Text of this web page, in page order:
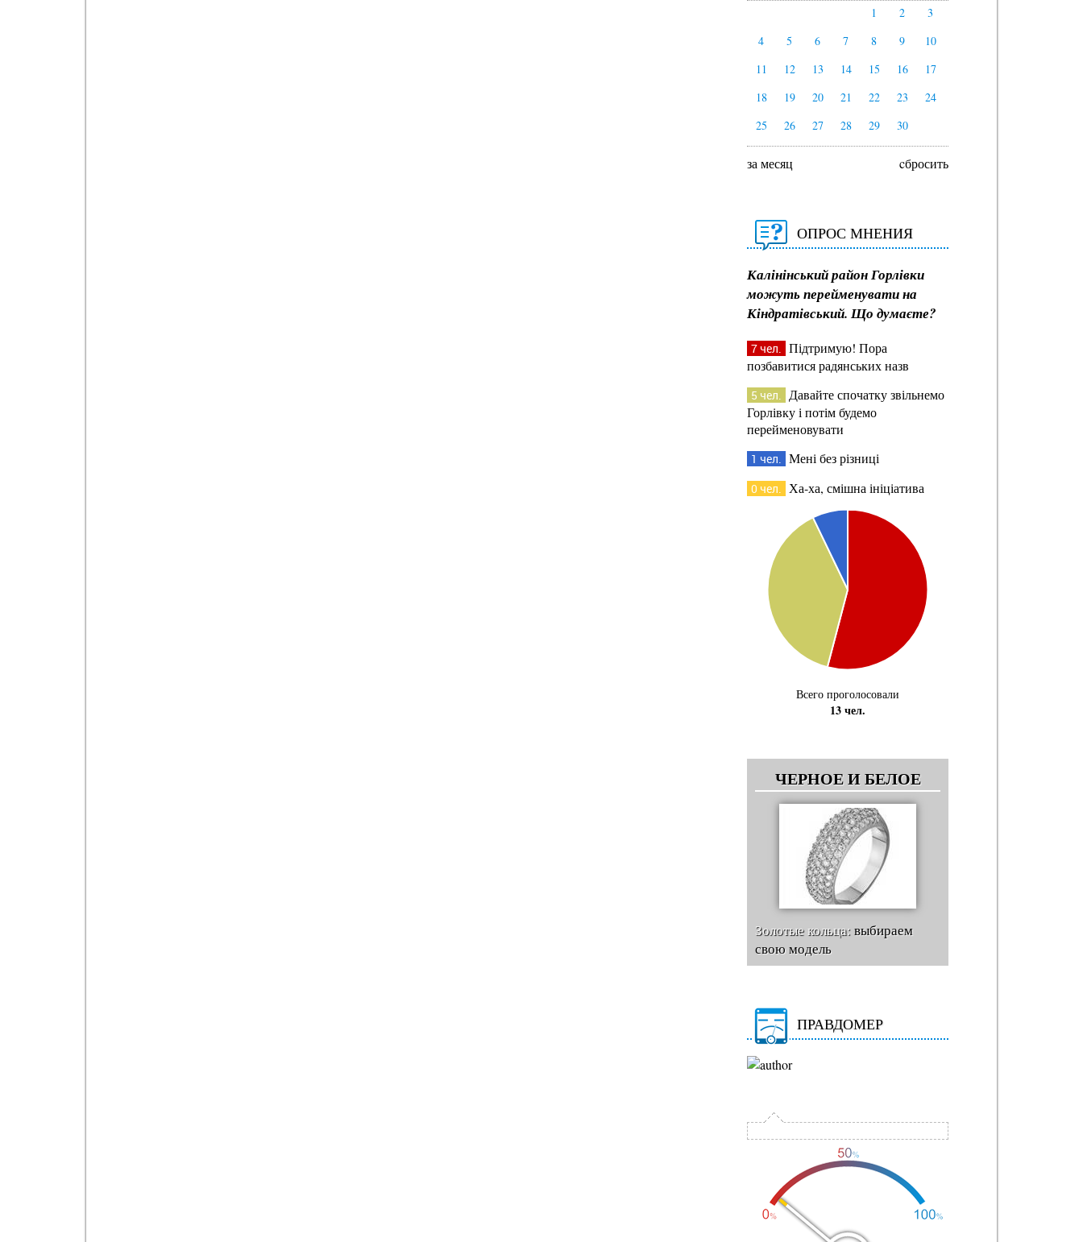
1 2
3
4
5 6 7 8 9
10
11
12 13 14 15 16
17
18
19 20 21 22 23
24
25
26 27 28 29 30
за месяц cбросить
ОПРОС МНЕНИЯ
Калінінський район Горлівки
можуть перейменувати на
Кіндратівський. Що думаєте?
7 чел. Підтримую! Пора
позбавитися радянських назв
5 чел. Давайте спочатку звільнемо
Горлівку і потім будемо
перейменовувати
1 чел. Мені без різниці
0 чел. Ха-ха, смішна ініціатива
Всего проголосовали
13 чел.
ЧЕРНОЕ И БЕЛОЕ
Золотые кольца:выбираем
свою модель
ПРАВДОМЕР